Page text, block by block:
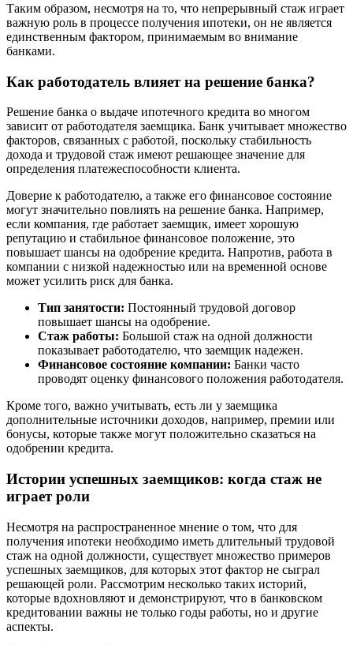
Таким образом, несмотря на то, что непрерывный стаж играет
важную роль в процессе получения ипотеки, он не является
единственным фактором, принимаемым во внимание
банками.
Как работодатель влияет на решение банка?
Решение банка о выдаче ипотечного кредита во многом
зависит от работодателя заемщика. Банк учитывает множество
факторов, связанных с работой, поскольку стабильность
дохода и трудовой стаж имеют решающее значение для
определения платежеспособности клиента.
Доверие к работодателю, а также его финансовое состояние
могут значительно повлиять на решение банка. Например,
если компания, где работает заемщик, имеет хорошую
репутацию и стабильное финансовое положение, это
повышает шансы на одобрение кредита. Напротив, работа в
компании с низкой надежностью или на временной основе
может усилить риск для банка.
Тип занятости: Постоянный трудовой договор
повышает шансы на одобрение.
Стаж работы: Большой стаж на одной должности
показывает работодателю, что заемщик надежен.
Финансовое состояние компании: Банки часто
проводят оценку финансового положения работодателя.
Кроме того, важно учитывать, есть ли у заемщика
дополнительные источники доходов, например, премии или
бонусы, которые также могут положительно сказаться на
одобрении кредита.
Истории успешных заемщиков: когда стаж не
играет роли
Несмотря на распространенное мнение о том, что для
получения ипотеки необходимо иметь длительный трудовой
стаж на одной должности, существует множество примеров
успешных заемщиков, для которых этот фактор не сыграл
решающей роли. Рассмотрим несколько таких историй,
которые вдохновляют и демонстрируют, что в банковском
кредитовании важны не только годы работы, но и другие
аспекты.